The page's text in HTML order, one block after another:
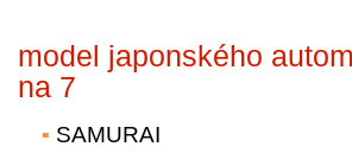
model japonského
na 7
SAMURAI